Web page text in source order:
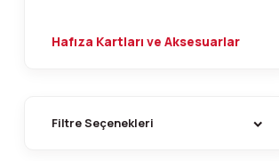
Hafıza Kartları ve Aksesuarlar
Filtre Seçenekleri